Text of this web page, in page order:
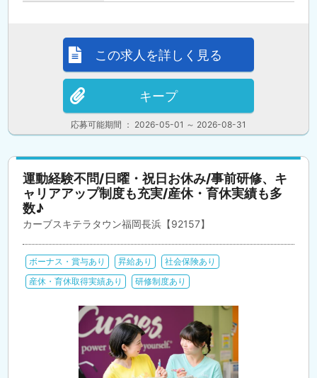
応募可能期間 ： 2026-05-01 ～ 2026-08-31
この求人を詳しく見る
キープ
運動経験不問/日曜・祝日お休み/事前研修、キ
ャリアアップ制度も充実/産休・育休実績も多
数♪
カーブスキテラタウン福岡長浜【92157】
ボーナス・賞与あり 昇給あり
社会保険あり
産休・育休取得実績あり
研修制度あり